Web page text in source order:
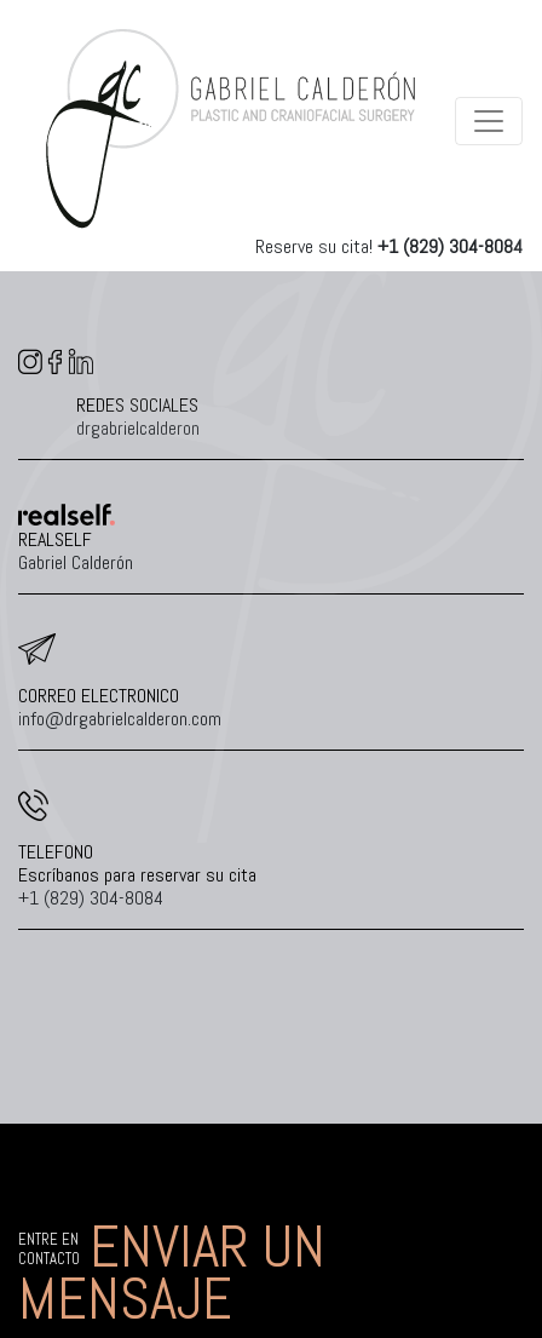
Reserve su cita! +1 (829) 304-8084
REDES SOCIALES
drgabrielcalderon
REALSELF
Gabriel Calderón
CORREO ELECTRONICO
info@drgabrielcalderon.com
TELEFONO
Escríbanos para reservar su cita
+1 (829) 304-8084
ENTRE EN
CONTACTO
ENVIAR UN
MENSAJE